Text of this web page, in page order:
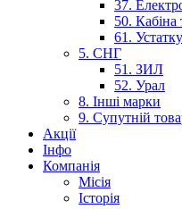
37.
50.
61.
5. СНГ
51. ЗИЛ
52. Урал
8. Інші марки
9. Супутній
Акції
Інфо
Компанія
Місія
Історія